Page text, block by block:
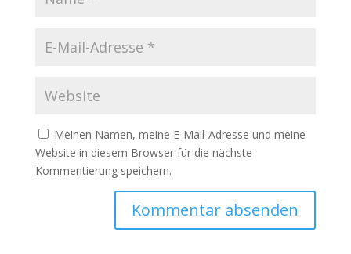
Meinen Namen, meine E-Mail-Adresse und meine
Website in diesem Browser für die nächste
Kommentierung speichern.